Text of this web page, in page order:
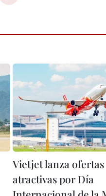
Vietjet lanza ofertas
atractivas por Día